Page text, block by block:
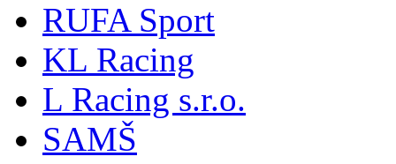
RUFA Sport
KL Racing
L Racing s.r.o.
SAMŠ